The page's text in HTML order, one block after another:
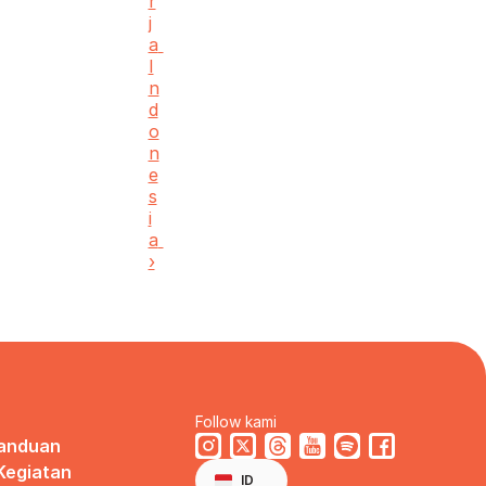
j
a
I
n
d
o
n
e
s
i
a
›
Follow kami
Select Language
ID